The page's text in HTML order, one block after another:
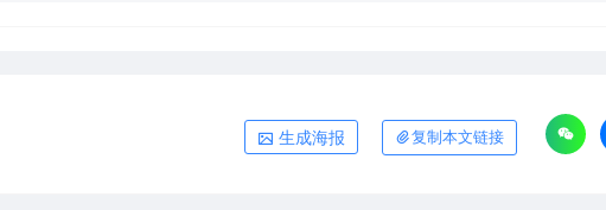
生成海报 复制本文链接